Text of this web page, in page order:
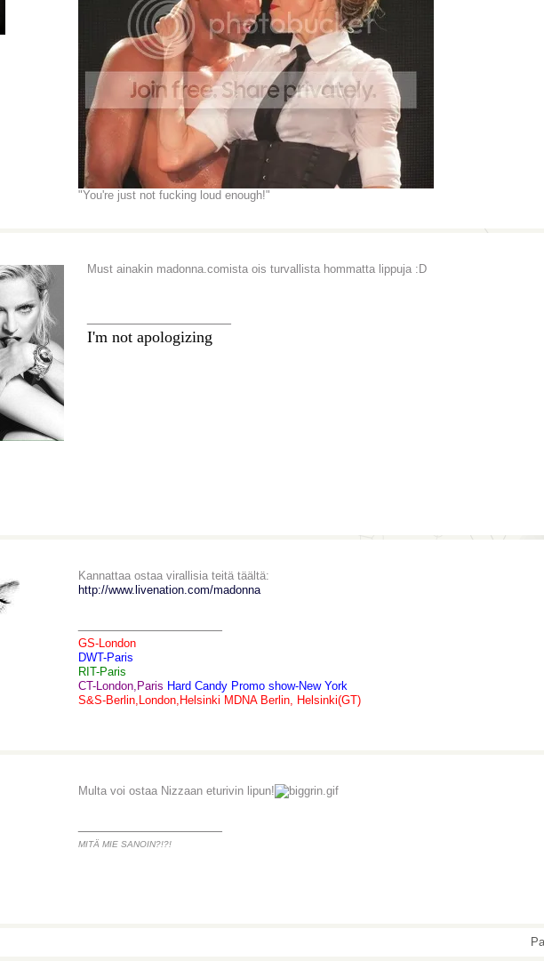
"You're just not fucking loud enough!"
Must ainakin madonna.comista ois turvallista hommatta lippuja :D
I'm not apologizing
Kannattaa ostaa virallisia teitä täältä:
http://www.livenation.com/madonna
GS-London
DWT-Paris
RIT-Paris
CT-London,Paris Hard Candy Promo show-New York
S&S-Berlin,London,Helsinki MDNA Berlin, Helsinki(GT)
Multa voi ostaa Nizzaan eturivin lipun!
MITÄ MIE SANOIN?!?!